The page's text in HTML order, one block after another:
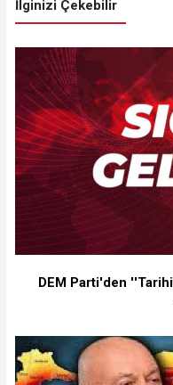
İlginizi Çekebilir
DEM Parti'den